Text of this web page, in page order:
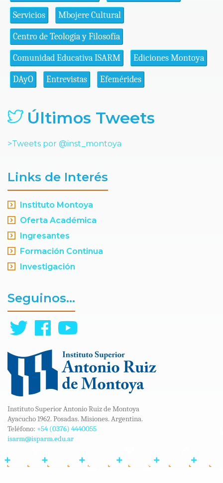
Servicios Mbojere Cultural
Centro de Teología y Filosofía
Comunidad Educativa ISARM Ediciones Montoya
DAyO Entrevistas Efemérides
Últimos Tweets
>Tweets por @inst_montoya
Links de Interés
Instituto Montoya
Oferta Académica
Ingresantes
Formación Continua
Investigación
Seguinos...
Instituto Superior Antonio Ruiz de Montoya
Ayacucho 1962. Posadas. Misiones. Argentina.
Teléfono: +54 (0376) 4440055
isarm@isparm.edu.ar